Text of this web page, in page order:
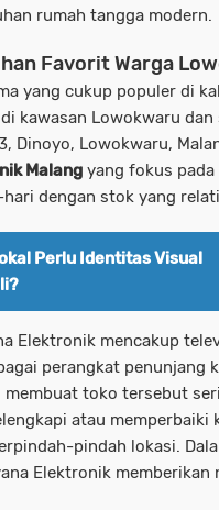
rumah tangga modern.
Favorit Warga
yang cukup populer di
kawasan Lowokwaru dan
Dinoyo, Lowokwaru,
Malang yang fokus
dengan stok yang
Perlu Identitas Visual
Elektronik mencakup
perangkat penunjang
membuat toko tersebut
atau memperbaiki
pindah lokasi.
Elektronik memberikan